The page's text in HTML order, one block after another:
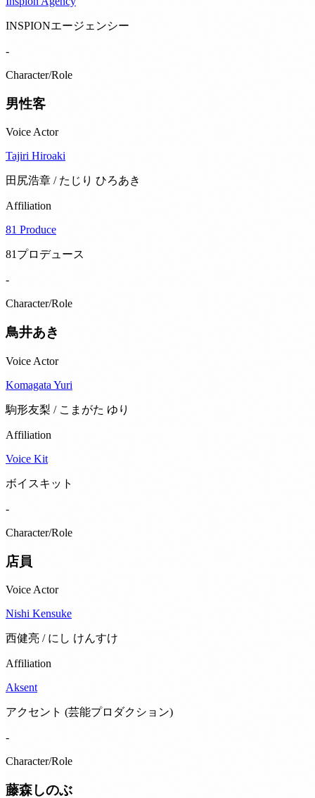
INSPIONエージェンシー
-
Character/Role
男性客
Voice Actor
Tajiri Hiroaki
田尻浩章 / たじり ひろあき
Affiliation
81 Produce
81プロデュース
-
Character/Role
鳥井あき
Voice Actor
Komagata Yuri
駒形友梨 / こまがた ゆり
Affiliation
Voice Kit
ボイスキット
-
Character/Role
店員
Voice Actor
Nishi Kensuke
西健亮 / にし けんすけ
Affiliation
Aksent
アクセント (芸能プロダクション)
-
Character/Role
藤森しのぶ